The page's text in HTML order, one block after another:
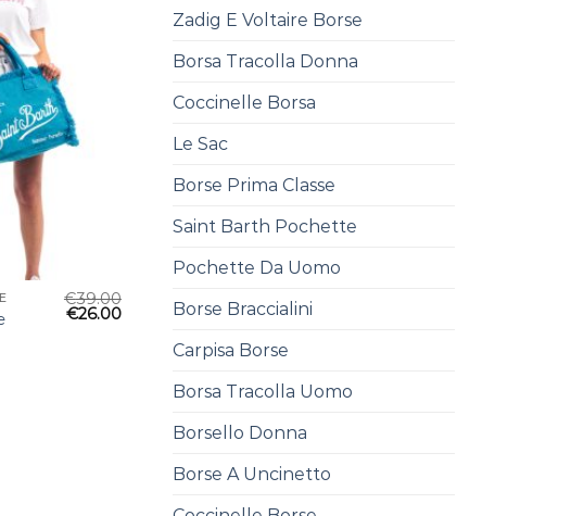
€39.00
€26.00
Zadig E Voltaire Borse
Borsa Tracolla Donna
Coccinelle Borsa
Le Sac
Borse Prima Classe
Saint Barth Pochette
Pochette Da Uomo
Borse Braccialini
Carpisa Borse
Borsa Tracolla Uomo
Borsello Donna
Borse A Uncinetto